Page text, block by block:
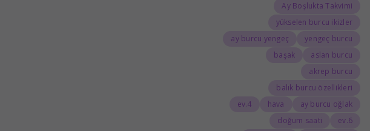
Ay Boşlukta Takvimi
yükselen burcu ikizler
yengeç burcu
ay burcu yengeç
aslan burcu
başak
akrep burcu
balık burcu özellikleri
ay burcu oğlak
hava
4.ev
6.ev
doğum saati